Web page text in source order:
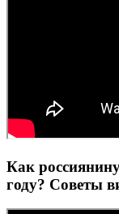
Как
году? Советы